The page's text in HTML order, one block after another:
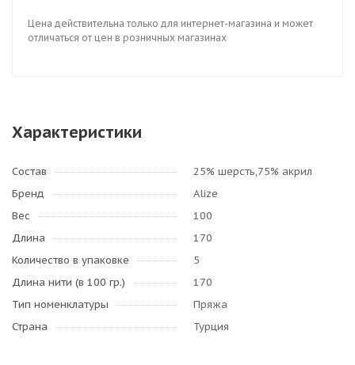
Цена действительна только для интернет-магазина и может
отличаться от цен в розничных магазинах
Характеристики
Состав
25% шерсть,75% акрил
Бренд
Alize
Вес
100
Длина
170
Количество в упаковке
5
Длина нити (в 100 гр.)
170
Тип номенклатуры
Пряжа
Страна
Турция